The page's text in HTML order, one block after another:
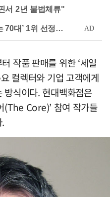
서 2년 불법체류"
작품 판매를 위한 ‘세일
컬렉터와 기업 고객에게
방식이다. 현대백화점은
(The Core)’ 참여 작가들